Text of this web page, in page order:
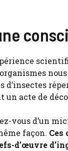
d’insectes
un acte de
d’un
façon. Ces
d’œuvre